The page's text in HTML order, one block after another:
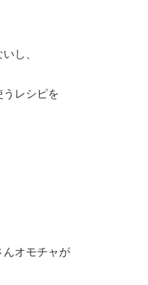
し、
うレシピを
んオモチャが